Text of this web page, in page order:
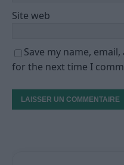
Site web
Save my name,
for the next time I